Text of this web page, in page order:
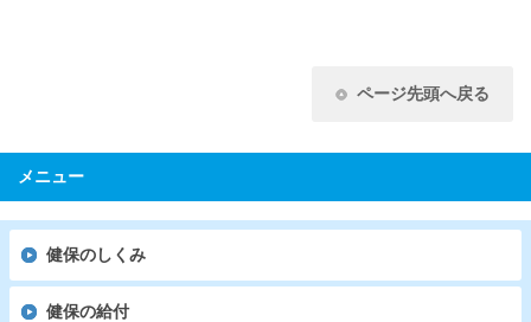
ページ先頭へ戻る
メニュー
健保のしくみ
健保の給付